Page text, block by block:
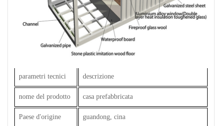
parametri tecnici descrizione
nome del prodotto casa prefabbricata
Paese d'origine guandong, cina